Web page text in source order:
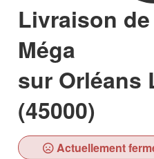
Livraison
Méga
sur Orléans
(45000)
Actuellement